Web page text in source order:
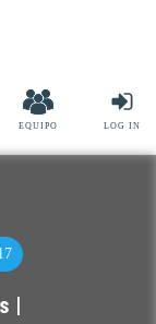
EQUIPO LOG IN
|